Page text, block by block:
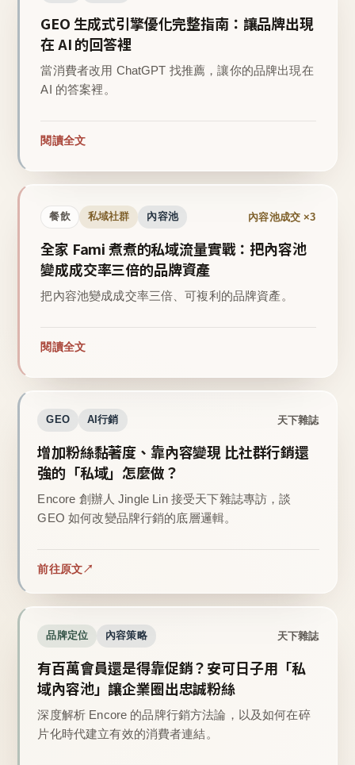
GEO 生成式引擎優化完整指南：讓品牌出現
在 AI 的回答裡
當消費者改用 ChatGPT 找推薦，讓你的品牌出現在
AI 的答案裡。
閱讀全文
餐飲 私域社群 內容池 內容池成交 ×3
全家 Fami 煮煮的私域流量實戰：把內容池
變成成交率三倍的品牌資產
把內容池變成成交率三倍、可複利的品牌資產。
閱讀全文
GEO AI行銷 天下雜誌
增加粉絲黏著度、靠內容變現 比社群行銷還
強的「私域」怎麼做？
Encore 創辦人 Jingle Lin 接受天下雜誌專訪，談
GEO 如何改變品牌行銷的底層邏輯。
前往原文
品牌定位 內容策略 天下雜誌
有百萬會員還是得靠促銷？安可日子用「私
域內容池」讓企業圈出忠誠粉絲
深度解析 Encore 的品牌行銷方法論，以及如何在碎
片化時代建立有效的消費者連結。